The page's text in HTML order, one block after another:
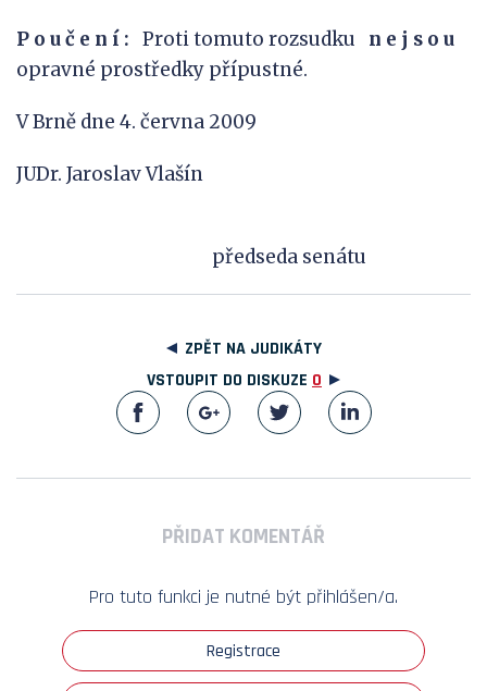
P o u č e n í : Proti tomuto rozsudku n e j s o u
opravné prostředky přípustné.
V Brně dne 4. června 2009
JUDr. Jaroslav Vlašín
předseda senátu
ZPĚT NA JUDIKÁTY
VSTOUPIT DO DISKUZE 0
PŘIDAT KOMENTÁŘ
Pro tuto funkci je nutné být přihlášen/a.
Registrace